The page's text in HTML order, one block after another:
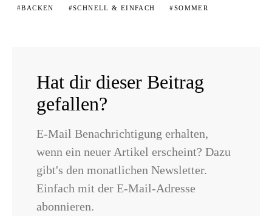
BACKEN SCHNELL & EINFACH SOMMER
Hat dir dieser Beitrag
gefallen?
E-Mail Benachrichtigung erhalten,
wenn ein neuer Artikel erscheint? Dazu
gibt's den monatlichen Newsletter.
Einfach mit der E-Mail-Adresse
abonnieren.